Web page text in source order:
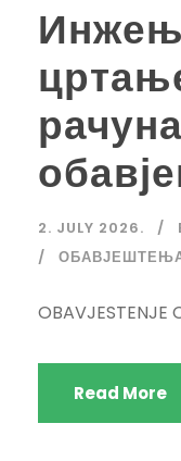
2. JULY 2026.
OBAVJESTENJE
Read More